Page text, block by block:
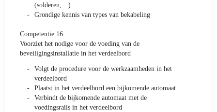
(solderen,…)
Grondige kennis van types van bekabeling
Competentie 16:
Voorziet het nodige voor de voeding van de
beveiligingsinstallatie in het verdeelbord
Volgt de procedure voor de werkzaamheden in het
verdeelbord
Plaatst in het verdeelbord een bijkomende automaat
Verbindt de bijkomende automaat met de
voedingsrails in het verdeelbord